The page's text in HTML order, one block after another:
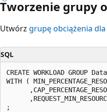
Tworzenie grupy
Utwórz grupę obciążenia
SQL
CREATE WORKLOAD GROUP
WITH (